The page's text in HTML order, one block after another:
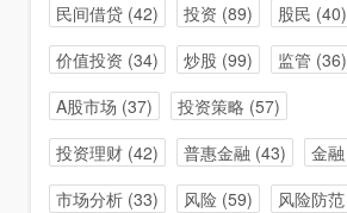
民间借贷 (42) 投资 (89) 股民 (40)
价值投资 (34) 炒股 (99) 监管 (36)
A股市场 (37) 投资策略 (57)
投资理财 (42) 普惠金融 (43) 金融
市场分析 (33) 风险 (59) 风险防范